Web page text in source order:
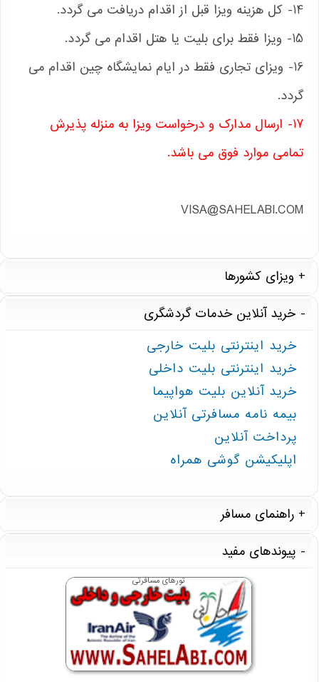
14- کل هزینه ویزا قبل از اقدام دریافت می گردد.
15- ویزا فقط برای بلیت یا هتل اقدام می گردد.
16- ویزای تجاری فقط در ایام نمایشگاه چین اقدام می
گردد.
17- ارسال مدارک و درخواست ویزا به منزله پذیرش
تمامی موارد فوق می باشد.
VISA@SAHELABI.COM
ویزای کشورها
خرید آنلاین خدمات گردشگری
خرید اینترنتی بلیت خارجی
خرید اینترنتی بلیت داخلی
خرید آنلاین بلیت هواپیما
بیمه نامه مسافرتی آنلاین
پرداخت آنلاین
اپلیکیشن گوشی همراه
راهنمای مسافر
پیوندهای مفید
تورهای مسافرتی